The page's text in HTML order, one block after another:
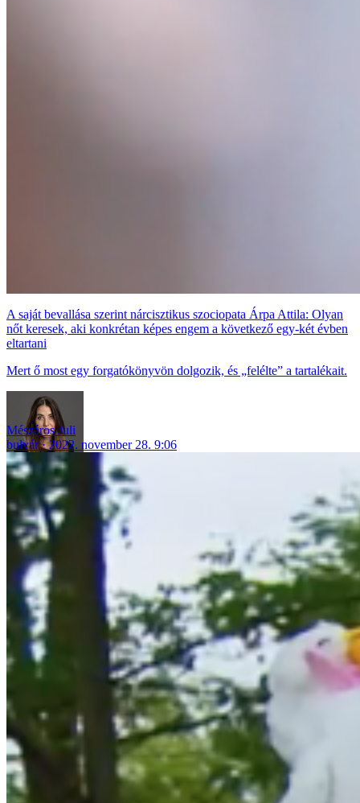
A saját bevallása szerint nárcisztikus szociopata Árpa Attila: Olyan
nőt keresek, aki konkrétan képes engem a következő egy-két évben
eltartani
Mert ő most egy forgatókönyvön dolgozik, és „felélte” a tartalékait.
Mészáros Juli
bulvár
2022. november 28. 9:06